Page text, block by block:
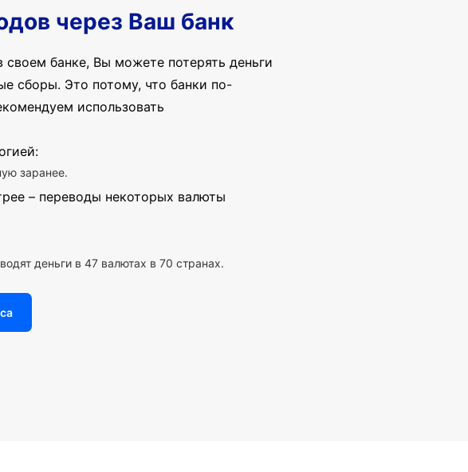
через Ваш банк
банке, Вы можете потерять деньги
сборы. Это потому, что банки по-
использовать
заранее.
– переводы некоторых валюты
деньги в 47 валютах в 70 странах.